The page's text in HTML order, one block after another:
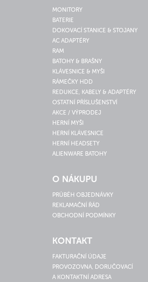
MONITORY
BATERIE
DOKOVACÍ STANICE & STOJANY
AC ADAPTÉRY
RAM
BATOHY & BRAŠNY
KLÁVESNICE & MYŠI
RÁMEČKY HDD
REDUKCE, KABELY & ADAPTÉRY
OSTATNÍ PŘÍSLUŠENSTVÍ
AKCE / VÝPRODEJ
HERNÍ MYŠI
HERNÍ KLÁVESNICE
HERNÍ HEADSETY
ALIENWARE BATOHY
O NÁKUPU
PRŮBĚH OBJEDNÁVKY
REKLAMAČNÍ ŘÁD
OBCHODNÍ PODMÍNKY
KONTAKT
FAKTURAČNÍ ÚDAJE
PROVOZOVNA, DORUČOVACÍ
A KONTAKTNÍ ADRESA